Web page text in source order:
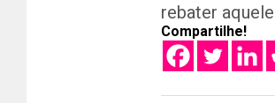
rebater
Compartilhe!